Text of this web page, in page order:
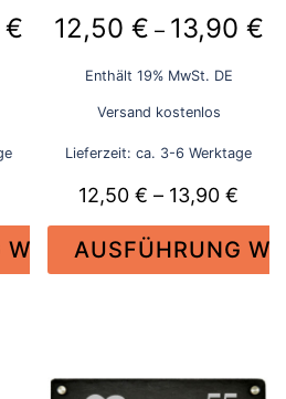
€Preisspanne:
€
WÄHLEN
12,50 € – 13,90 €
Enthält 19% MwSt. DE
Versand kostenlos
Lieferzeit: ca. 3-6 Werktage
12,50€ – 13,90€
bis
AUSFÜHRUNG
mehrere